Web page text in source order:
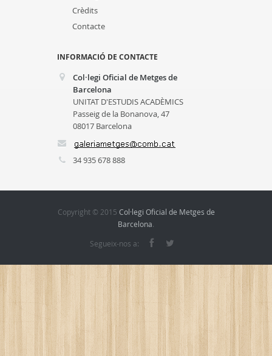
Crèdits
Contacte
INFORMACIÓ DE CONTACTE
Col·legi Oficial de Metges de
Barcelona
UNITAT D'ESTUDIS ACADÈMICS
Passeig de la Bonanova, 47
08017 Barcelona
34 935 678 888
Copyright © 2015 Col·legi Oficial de Metges de
Barcelona.
Segueix-nos a: